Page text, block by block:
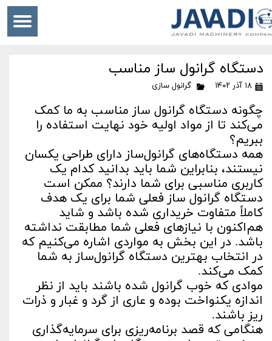
دستگاه گرانول ساز مناسب
۱۸ آذر ۱۴۰۲ گرانول سازی
چگونه دستگاه گرانول ساز مناسب به ما کمک
می‌کند تا از مواد اولیه خود نهایت استفاده را
ببریم؟
همه دستگاه‌های گرانول‌ساز دارای طراحی یکسان
نیستند، بنابراین شما باید بدانید کدام یک
کاربری مناسبی برای شما دارند؟ ممکن است
دستگاه گرانول ساز فعلی شما برای یک هدف
کاملاً متفاوت خریداری شده باشد و شاید
هم‌اکنون با نیازهای فعلی شما مطابقت نداشته
باشد. در این بخش به مواردی اشاره می‌کنیم که
در انتخاب بهترین دستگاه گرانول‌ساز به شما
کمک می‌کند.
موادی که خوب گرانول شده باشند باید از نظر
اندازه یکنواخت بوده و عاری از گرد و غبار و ذرات
ریز باشند.
هنگامی که قصد برنامه‌ریزی برای سرمایه‌گذاری